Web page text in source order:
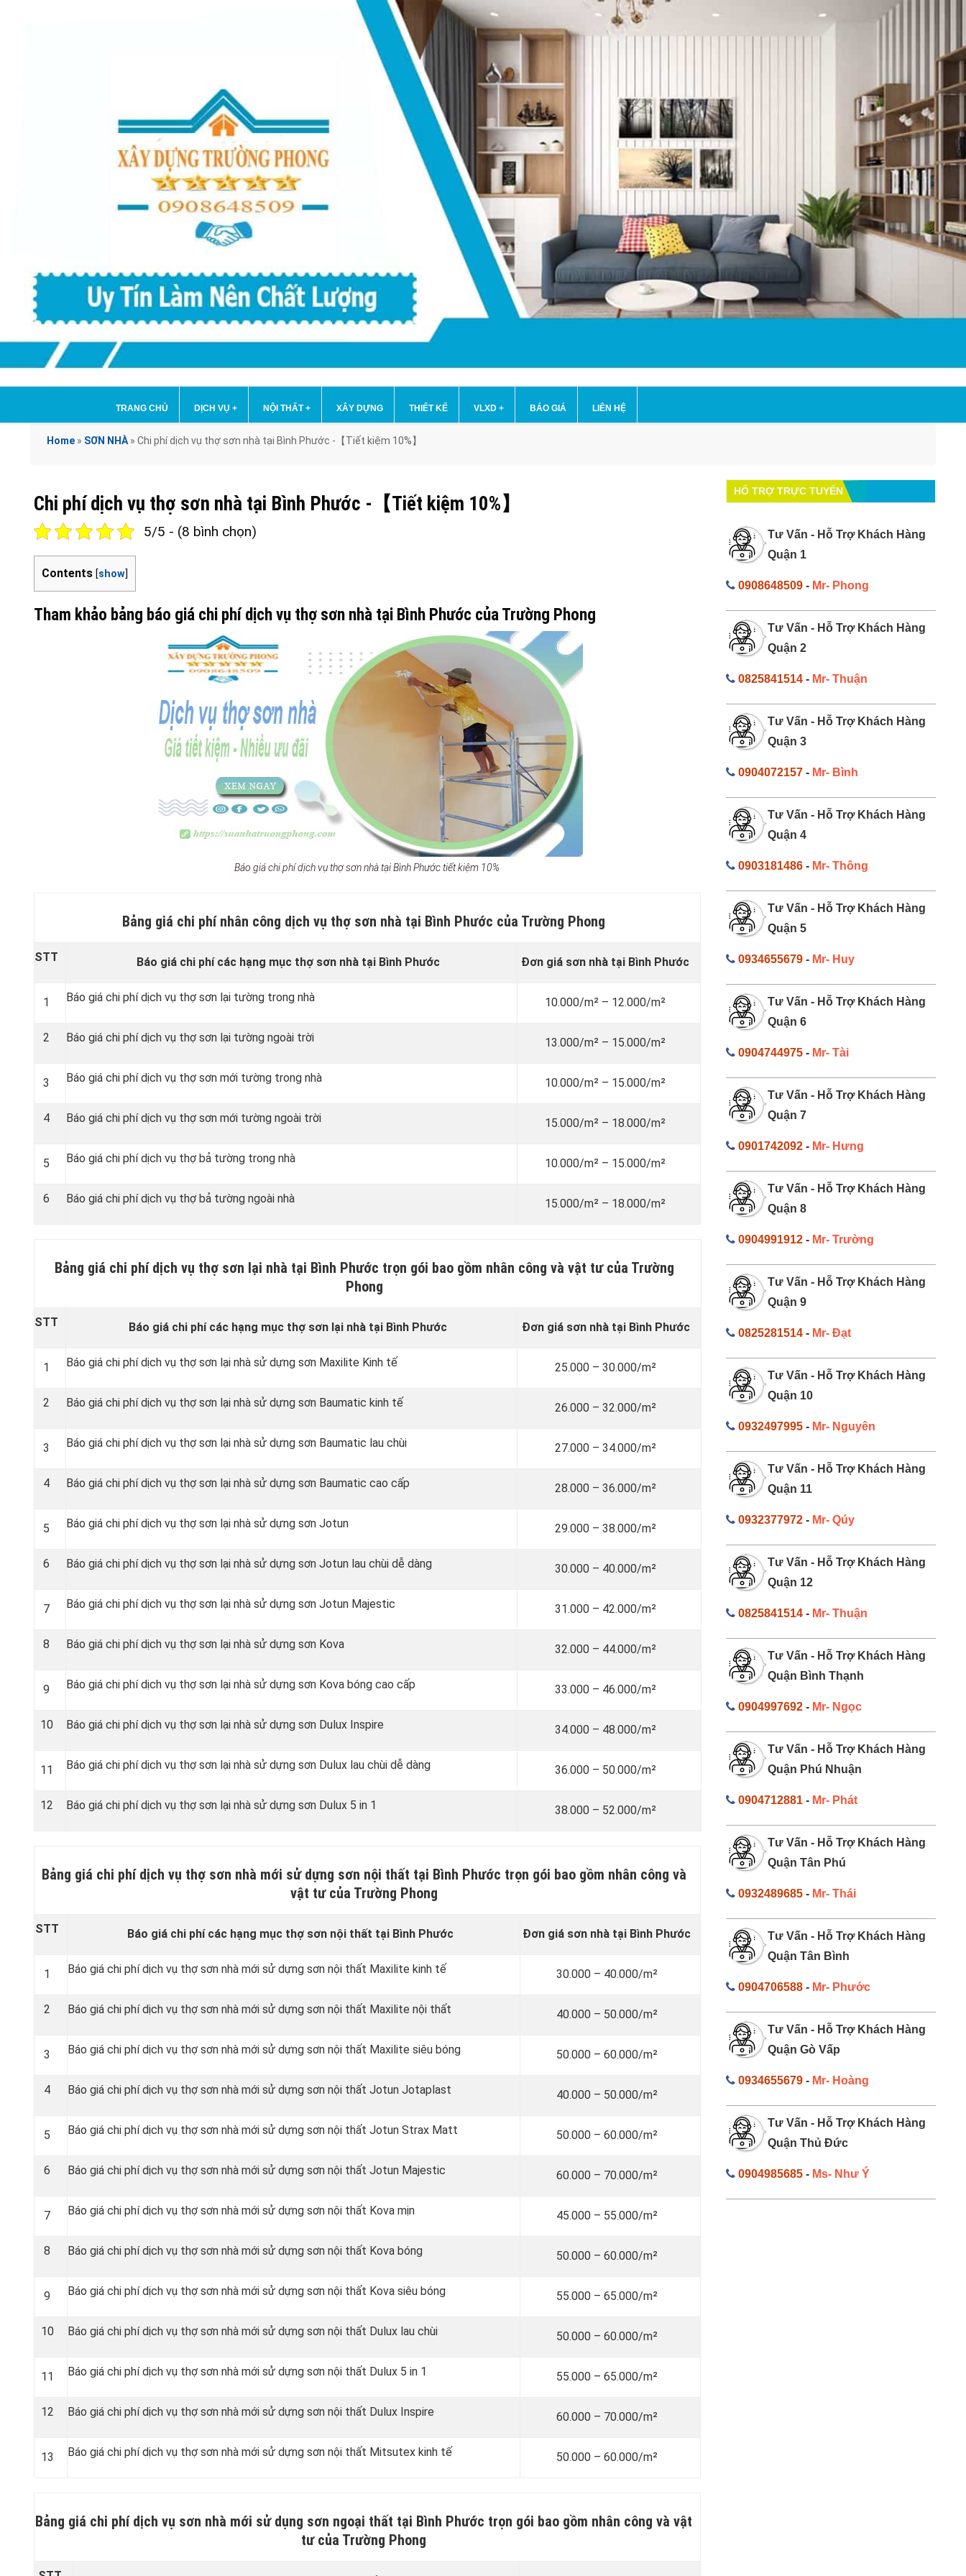
TRANG CHỦ DỊCH VỤ + NỘI THẤT+ XÂY DỰNG THIẾT KẾ VLXD + BÁO GIÁ LIÊN HỆ
Home » SƠN NHÀ » Chi phí dịch vụ thợ sơn nhà tại Bình Phước -【Tiết kiệm 10%】
Chi phí dịch vụ thợ sơn nhà tại Bình Phước -【Tiết kiệm 10%】
5/5 - (8 bình chọn)
Contents [show]
Tham khảo bảng báo giá chi phí dịch vụ thợ sơn nhà tại Bình Phước của Trường Phong
Báo giá chi phí dịch vụ thợ sơn nhà tại Bình Phước tiết kiệm 10%
Bảng giá chi phí nhân công dịch vụ thợ sơn nhà tại Bình Phước của Trường Phong
STT Báo giá chi phí các hạng mục thợ sơn nhà tại Bình Phước Đơn giá sơn nhà tại Bình Phước
1 Báo giá chi phí dịch vụ thợ sơn lại tường trong nhà 10.000/m² – 12.000/m²
2 Báo giá chi phí dịch vụ thợ sơn lại tường ngoài trời 13.000/m² – 15.000/m²
3 Báo giá chi phí dịch vụ thợ sơn mới tường trong nhà 10.000/m² – 15.000/m²
4 Báo giá chi phí dịch vụ thợ sơn mới tường ngoài trời 15.000/m² – 18.000/m²
5 Báo giá chi phí dịch vụ thợ bả tường trong nhà 10.000/m² – 15.000/m²
6 Báo giá chi phí dịch vụ thợ bả tường ngoài nhà 15.000/m² – 18.000/m²
Bảng giá chi phí dịch vụ thợ sơn lại nhà tại Bình Phước trọn gói bao gồm nhân công và vật tư của Trường
Phong
STT Báo giá chi phí các hạng mục thợ sơn lại nhà tại Bình Phước Đơn giá sơn nhà tại Bình Phước
1 Báo giá chi phí dịch vụ thợ sơn lại nhà sử dựng sơn Maxilite Kinh tế 25.000 – 30.000/m²
2 Báo giá chi phí dịch vụ thợ sơn lại nhà sử dựng sơn Baumatic kinh tế 26.000 – 32.000/m²
3 Báo giá chi phí dịch vụ thợ sơn lại nhà sử dựng sơn Baumatic lau chùi 27.000 – 34.000/m²
4 Báo giá chi phí dịch vụ thợ sơn lại nhà sử dựng sơn Baumatic cao cấp 28.000 – 36.000/m²
5 Báo giá chi phí dịch vụ thợ sơn lại nhà sử dựng sơn Jotun 29.000 – 38.000/m²
6 Báo giá chi phí dịch vụ thợ sơn lại nhà sử dựng sơn Jotun lau chùi dễ dàng 30.000 – 40.000/m²
7 Báo giá chi phí dịch vụ thợ sơn lại nhà sử dựng sơn Jotun Majestic 31.000 – 42.000/m²
8 Báo giá chi phí dịch vụ thợ sơn lại nhà sử dựng sơn Kova 32.000 – 44.000/m²
9 Báo giá chi phí dịch vụ thợ sơn lại nhà sử dựng sơn Kova bóng cao cấp 33.000 – 46.000/m²
10 Báo giá chi phí dịch vụ thợ sơn lại nhà sử dựng sơn Dulux Inspire 34.000 – 48.000/m²
11 Báo giá chi phí dịch vụ thợ sơn lại nhà sử dựng sơn Dulux lau chùi dễ dàng 36.000 – 50.000/m²
12 Báo giá chi phí dịch vụ thợ sơn lại nhà sử dựng sơn Dulux 5 in 1 38.000 – 52.000/m²
Bảng giá chi phí dịch vụ thợ sơn nhà mới sử dựng sơn nội thất tại Bình Phước trọn gói bao gồm nhân công và
vật tư của Trường Phong
STT Báo giá chi phí các hạng mục thợ sơn nội thất tại Bình Phước Đơn giá sơn nhà tại Bình Phước
1 Báo giá chi phí dịch vụ thợ sơn nhà mới sử dựng sơn nội thất Maxilite kinh tế 30.000 – 40.000/m²
2 Báo giá chi phí dịch vụ thợ sơn nhà mới sử dựng sơn nội thất Maxilite nội thất 40.000 – 50.000/m²
3 Báo giá chi phí dịch vụ thợ sơn nhà mới sử dựng sơn nội thất Maxilite siêu bóng 50.000 – 60.000/m²
4 Báo giá chi phí dịch vụ thợ sơn nhà mới sử dựng sơn nội thất Jotun Jotaplast 40.000 – 50.000/m²
5 Báo giá chi phí dịch vụ thợ sơn nhà mới sử dựng sơn nội thất Jotun Strax Matt 50.000 – 60.000/m²
6 Báo giá chi phí dịch vụ thợ sơn nhà mới sử dựng sơn nội thất Jotun Majestic 60.000 – 70.000/m²
7 Báo giá chi phí dịch vụ thợ sơn nhà mới sử dựng sơn nội thất Kova mịn 45.000 – 55.000/m²
8 Báo giá chi phí dịch vụ thợ sơn nhà mới sử dựng sơn nội thất Kova bóng 50.000 – 60.000/m²
9 Báo giá chi phí dịch vụ thợ sơn nhà mới sử dựng sơn nội thất Kova siêu bóng 55.000 – 65.000/m²
10 Báo giá chi phí dịch vụ thợ sơn nhà mới sử dựng sơn nội thất Dulux lau chùi 50.000 – 60.000/m²
11 Báo giá chi phí dịch vụ thợ sơn nhà mới sử dựng sơn nội thất Dulux 5 in 1 55.000 – 65.000/m²
12 Báo giá chi phí dịch vụ thợ sơn nhà mới sử dựng sơn nội thất Dulux Inspire 60.000 – 70.000/m²
13 Báo giá chi phí dịch vụ thợ sơn nhà mới sử dựng sơn nội thất Mitsutex kinh tế 50.000 – 60.000/m²
Bảng giá chi phí dịch vụ sơn nhà mới sử dụng sơn ngoại thất tại Bình Phước trọn gói bao gồm nhân công và vật
tư của Trường Phong
HỔ TRỢ TRỰC TUYẾN
Tư Vấn - Hỗ Trợ Khách Hàng
Quận 1
0908648509- Mr- Phong
Tư Vấn - Hỗ Trợ Khách Hàng
Quận 2
0825841514- Mr- Thuận
Tư Vấn - Hỗ Trợ Khách Hàng
Quận 3
0904072157- Mr- Bình
Tư Vấn - Hỗ Trợ Khách Hàng
Quận 4
0903181486- Mr- Thông
Tư Vấn - Hỗ Trợ Khách Hàng
Quận 5
0934655679- Mr- Huy
Tư Vấn - Hỗ Trợ Khách Hàng
Quận 6
0904744975- Mr- Tài
Tư Vấn - Hỗ Trợ Khách Hàng
Quận 7
0901742092- Mr- Hưng
Tư Vấn - Hỗ Trợ Khách Hàng
Quận 8
0904991912- Mr- Trường
Tư Vấn - Hỗ Trợ Khách Hàng
Quận 9
0825281514- Mr- Đạt
Tư Vấn - Hỗ Trợ Khách Hàng
Quận 10
0932497995- Mr- Nguyên
Tư Vấn - Hỗ Trợ Khách Hàng
Quận 11
0932377972- Mr- Qúy
Tư Vấn - Hỗ Trợ Khách Hàng
Quận 12
0825841514- Mr- Thuận
Tư Vấn - Hỗ Trợ Khách Hàng
Quận Bình Thạnh
0904997692- Mr- Ngọc
Tư Vấn - Hỗ Trợ Khách Hàng
Quận Phú Nhuận
0904712881- Mr- Phát
Tư Vấn - Hỗ Trợ Khách Hàng
Quận Tân Phú
0932489685- Mr- Thái
Tư Vấn - Hỗ Trợ Khách Hàng
Quận Tân Bình
0904706588- Mr- Phước
Tư Vấn - Hỗ Trợ Khách Hàng
Quận Gò Vấp
0934655679- Mr- Hoàng
Tư Vấn - Hỗ Trợ Khách Hàng
Quận Thủ Đức
0904985685- Ms- Như Ý